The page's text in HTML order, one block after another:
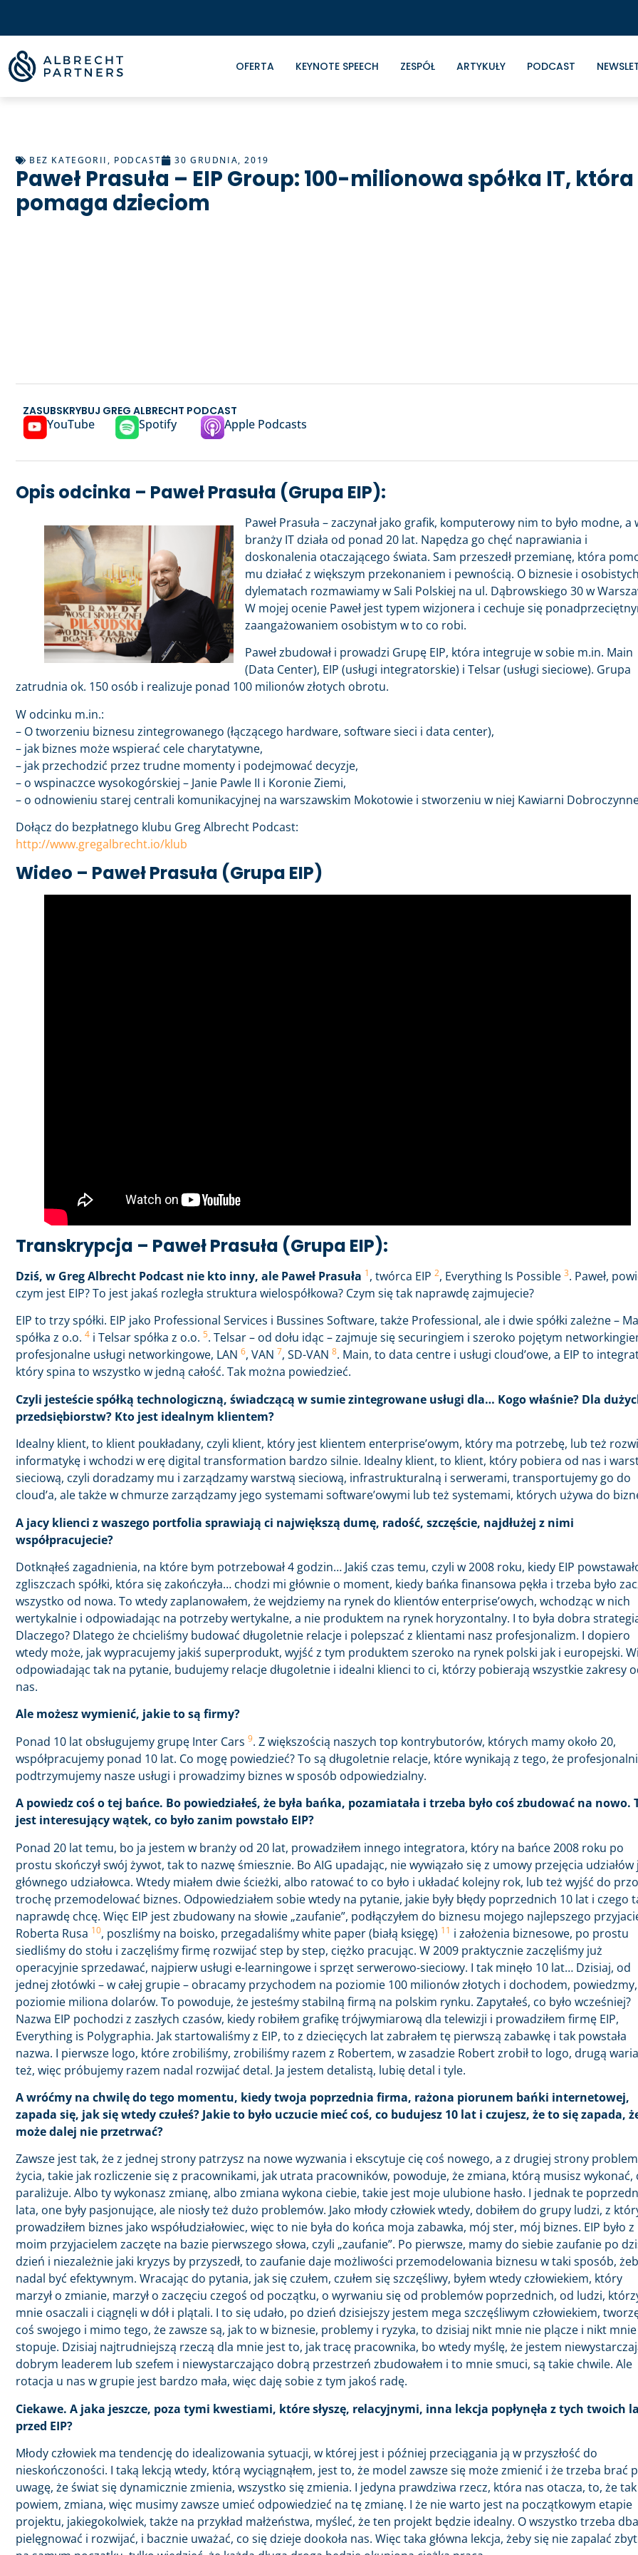
OFERTA KEYNOTE SPEECH ZESPÓŁ ARTYKUŁY PODCAST
BEZ KATEGORII , PODCAST 30 GRUDNIA, 2019
Paweł Prasuła – EIP Group: 100-milionowa spółka IT, która
pomaga dzieciom
ZASUBSKRYBUJ GREG ALBRECHT PODCAST
YouTube Spotify Apple Podcasts
Opis odcinka – Paweł Prasuła (Grupa EIP):
Paweł Prasuła – zaczynał jako grafik, komputerowy nim to było modne, a
branży IT działa od ponad 20 lat. Napędza go chęć naprawiania i
doskonalenia otaczającego świata. Sam przeszedł przemianę, która
mu działać z większym przekonaniem i pewnością. O biznesie i osobistych
dylematach rozmawiamy w Sali Polskiej na ul. Dąbrowskiego 30 w
W mojej ocenie Paweł jest typem wizjonera i cechuje się
zaangażowaniem osobistym w to co robi.
Paweł zbudował i prowadzi Grupę EIP, która integruje w sobie m.in. Main
(Data Center), EIP (usługi integratorskie) i Telsar (usługi sieciowe). Grupa
zatrudnia ok. 150 osób i realizuje ponad 100 milionów złotych obrotu.
W odcinku m.in.:
– O tworzeniu biznesu zintegrowanego (łączącego hardware, software sieci i data center),
– jak biznes może wspierać cele charytatywne,
– jak przechodzić przez trudne momenty i podejmować decyzje,
– o wspinaczce wysokogórskiej – Janie Pawle II i Koronie Ziemi,
– o odnowieniu starej centrali komunikacyjnej na warszawskim Mokotowie i stworzeniu w niej Kawiarni
Dołącz do bezpłatnego klubu Greg Albrecht Podcast:
http://www.gregalbrecht.io/klub
Wideo – Paweł Prasuła (Grupa EIP)
Transkrypcja – Paweł Prasuła (Grupa EIP):
Dziś, w Greg Albrecht Podcast nie kto inny, ale Paweł Prasuła 1, twórca EIP 2, Everything Is Possible 3. Paweł,
czym jest EIP? To jest jakaś rozległa struktura wielospółkowa? Czym się tak naprawdę zajmujecie?
EIP to trzy spółki. EIP jako Professional Services i Bussines Software, także Professional, ale i dwie spółki zależne –
spółka z o.o. 4 i Telsar spółka z o.o. 5. Telsar – od dołu idąc – zajmuje się securingiem i szeroko pojętym
profesjonalne usługi networkingowe, LAN 6, VAN 7, SD-VAN 8. Main, to data centre i usługi cloud’owe, a EIP to
który spina to wszystko w jedną całość. Tak można powiedzieć.
Czyli jesteście spółką technologiczną, świadczącą w sumie zintegrowane usługi dla… Kogo właśnie? Dla
przedsiębiorstw? Kto jest idealnym klientem?
Idealny klient, to klient poukładany, czyli klient, który jest klientem enterprise’owym, który ma potrzebę, lub też
informatykę i wchodzi w erę digital transformation bardzo silnie. Idealny klient, to klient, który pobiera od nas i
sieciową, czyli doradzamy mu i zarządzamy warstwą sieciową, infrastrukturalną i serwerami, transportujemy go do
cloud’a, ale także w chmurze zarządzamy jego systemami software’owymi lub też systemami, których używa do
A jacy klienci z waszego portfolia sprawiają ci największą dumę, radość, szczęście, najdłużej z nimi
współpracujecie?
Dotknąłeś zagadnienia, na które bym potrzebował 4 godzin… Jakiś czas temu, czyli w 2008 roku, kiedy EIP
zgliszczach spółki, która się zakończyła… chodzi mi głównie o moment, kiedy bańka finansowa pękła i trzeba było
wszystko od nowa. To wtedy zaplanowałem, że wejdziemy na rynek do klientów enterprise’owych, wchodząc w nich
wertykalnie i odpowiadając na potrzeby wertykalne, a nie produktem na rynek horyzontalny. I to była dobra
Dlaczego? Dlatego że chcieliśmy budować długoletnie relacje i polepszać z klientami nasz profesjonalizm. I dopiero
wtedy może, jak wypracujemy jakiś superprodukt, wyjść z tym produktem szeroko na rynek polski jak i europejski.
odpowiadając tak na pytanie, budujemy relacje długoletnie i idealni klienci to ci, którzy pobierają wszystkie zakresy
nas.
Ale możesz wymienić, jakie to są firmy?
Ponad 10 lat obsługujemy grupę Inter Cars 9. Z większością naszych top kontrybutorów, których mamy około 20,
współpracujemy ponad 10 lat. Co mogę powiedzieć? To są długoletnie relacje, które wynikają z tego, że
podtrzymujemy nasze usługi i prowadzimy biznes w sposób odpowiedzialny.
A powiedz coś o tej bańce. Bo powiedziałeś, że była bańka, pozamiatała i trzeba było coś zbudować na nowo.
jest interesujący wątek, co było zanim powstało EIP?
Ponad 20 lat temu, bo ja jestem w branży od 20 lat, prowadziłem innego integratora, który na bańce 2008 roku po
prostu skończył swój żywot, tak to nazwę śmiesznie. Bo AIG upadając, nie wywiązało się z umowy przejęcia udziałów
głównego udziałowca. Wtedy miałem dwie ścieżki, albo ratować to co było i układać kolejny rok, lub też wyjść do
trochę przemodelować biznes. Odpowiedziałem sobie wtedy na pytanie, jakie były błędy poprzednich 10 lat i czego
naprawdę chcę. Więc EIP jest zbudowany na słowie „zaufanie”, podłączyłem do biznesu mojego najlepszego
Roberta Rusa 10, poszliśmy na boisko, przegadaliśmy white paper (białą księgę) 11 i założenia biznesowe, po prostu
siedliśmy do stołu i zaczęliśmy firmę rozwijać step by step, ciężko pracując. W 2009 praktycznie zaczęliśmy już
operacyjnie sprzedawać, najpierw usługi e-learningowe i sprzęt serwerowo-sieciowy. I tak minęło 10 lat… Dzisiaj, od
jednej złotówki – w całej grupie – obracamy przychodem na poziomie 100 milionów złotych i dochodem,
poziomie miliona dolarów. To powoduje, że jesteśmy stabilną firmą na polskim rynku. Zapytałeś, co było wcześniej?
Nazwa EIP pochodzi z zaszłych czasów, kiedy robiłem grafikę trójwymiarową dla telewizji i prowadziłem firmę EIP,
Everything is Polygraphia. Jak startowaliśmy z EIP, to z dziecięcych lat zabrałem tę pierwszą zabawkę i tak powstała
nazwa. I pierwsze logo, które zrobiliśmy, zrobiliśmy razem z Robertem, w zasadzie Robert zrobił to logo, drugą
też, więc próbujemy razem nadal rozwijać detal. Ja jestem detalistą, lubię detal i tyle.
A wróćmy na chwilę do tego momentu, kiedy twoja poprzednia firma, rażona piorunem bańki internetowej,
zapada się, jak się wtedy czułeś? Jakie to było uczucie mieć coś, co budujesz 10 lat i czujesz, że to się zapada,
może dalej nie przetrwać?
Zawsze jest tak, że z jednej strony patrzysz na nowe wyzwania i ekscytuje cię coś nowego, a z drugiej strony
życia, takie jak rozliczenie się z pracownikami, jak utrata pracowników, powoduje, że zmiana, którą musisz wykonać,
paraliżuje. Albo ty wykonasz zmianę, albo zmiana wykona ciebie, takie jest moje ulubione hasło. I jednak te
lata, one były pasjonujące, ale niosły też dużo problemów. Jako młody człowiek wtedy, dobiłem do grupy ludzi, z
prowadziłem biznes jako współudziałowiec, więc to nie była do końca moja zabawka, mój ster, mój biznes. EIP było z
moim przyjacielem zaczęte na bazie pierwszego słowa, czyli „zaufanie”. Po pierwsze, mamy do siebie zaufanie po
dzień i niezależnie jaki kryzys by przyszedł, to zaufanie daje możliwości przemodelowania biznesu w taki sposób,
nadal być efektywnym. Wracając do pytania, jak się czułem, czułem się szczęśliwy, byłem wtedy człowiekiem, który
marzył o zmianie, marzył o zaczęciu czegoś od początku, o wyrwaniu się od problemów poprzednich, od ludzi,
mnie osaczali i ciągnęli w dół i plątali. I to się udało, po dzień dzisiejszy jestem mega szczęśliwym człowiekiem,
coś swojego i mimo tego, że zawsze są, jak to w biznesie, problemy i ryzyka, to dzisiaj nikt mnie nie plącze i nikt
stopuje. Dzisiaj najtrudniejszą rzeczą dla mnie jest to, jak tracę pracownika, bo wtedy myślę, że jestem
dobrym leaderem lub szefem i niewystarczająco dobrą przestrzeń zbudowałem i to mnie smuci, są takie chwile. Ale
rotacja u nas w grupie jest bardzo mała, więc daję sobie z tym jakoś radę.
Ciekawe. A jaka jeszcze, poza tymi kwestiami, które słyszę, relacyjnymi, inna lekcja popłynęła z tych twoich
przed EIP?
Młody człowiek ma tendencję do idealizowania sytuacji, w której jest i później przeciągania ją w przyszłość do
nieskończoności. I taką lekcją wtedy, którą wyciągnąłem, jest to, że model zawsze się może zmienić i że trzeba brać
uwagę, że świat się dynamicznie zmienia, wszystko się zmienia. I jedyna prawdziwa rzecz, która nas otacza, to, że tak
powiem, zmiana, więc musimy zawsze umieć odpowiedzieć na tę zmianę. I że nie warto jest na początkowym etapie
projektu, jakiegokolwiek, także na przykład małżeństwa, myśleć, że ten projekt będzie idealny. O wszystko trzeba
pielęgnować i rozwijać, i bacznie uważać, co się dzieje dookoła nas. Więc taka główna lekcja, żeby się nie zapalać